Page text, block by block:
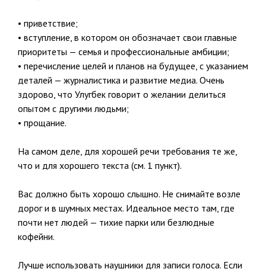
• приветствие;
• вступление, в котором он обозначает свои главные
приоритеты — семья и профессиональные амбиции;
• перечисление целей и планов на будущее, с указанием
деталей — журналистика и развитие медиа. Очень
здорово, что Улугбек говорит о желании делиться
опытом с другими людьми;
• прощание.
На самом деле, для хорошей речи требования те же,
что и для хорошего текста (см. 1 пункт).
Вас должно быть хорошо слышно. Не снимайте возле
дорог и в шумных местах. Идеальное место там, где
почти нет людей — тихие парки или безлюдные
кофейни.
Лучше использовать наушники для записи голоса. Если